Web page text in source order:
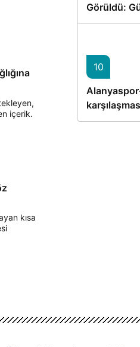
içerik.
kısa
Görüldü:
10